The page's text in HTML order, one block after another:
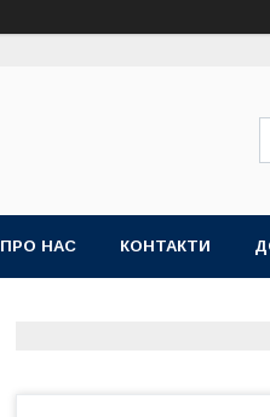
ПРО НАС КОНТАКТИ